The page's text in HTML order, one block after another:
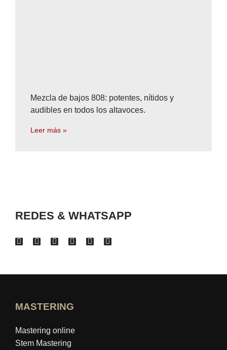
Mezcla de bajos 808: potentes, nítidos y
audibles en todos los altavoces.
Leer más »
REDES & WHATSAPP
MASTERING
Mastering online
Stem Mastering